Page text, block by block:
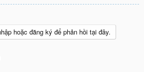
hoặc đăng ký để phản hồi tại đây.